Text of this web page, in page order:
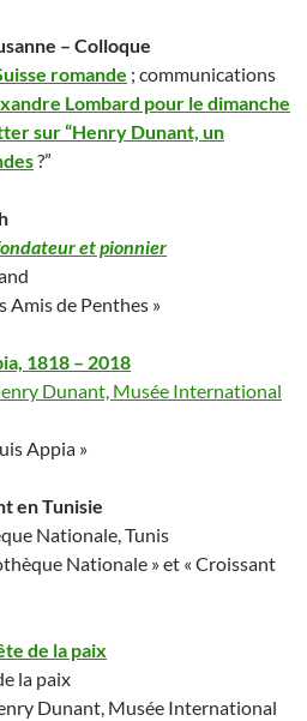
– Colloque
romande ; communications
Lombard pour le dimanche
sur “Henry Dunant, un
?”
et pionnier
Amis de Penthes »
1818 – 2018
Dunant, Musée International
Appia »
en Tunisie
Nationale, Tunis
Nationale » et « Croissant
de la paix
la paix
Dunant, Musée International